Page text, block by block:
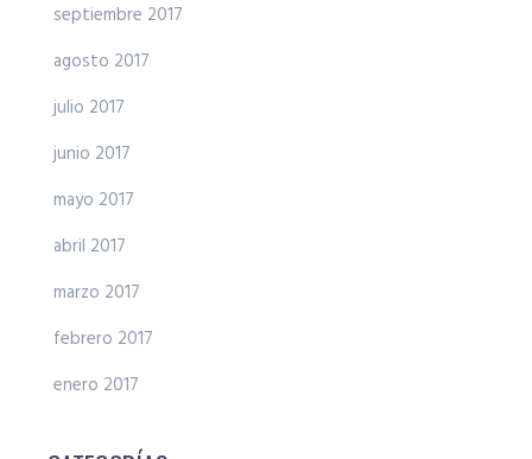
septiembre 2017
agosto 2017
julio 2017
junio 2017
mayo 2017
abril 2017
marzo 2017
febrero 2017
enero 2017